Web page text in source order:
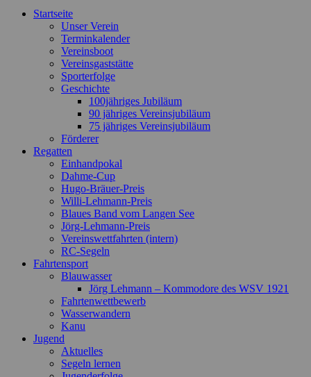
Startseite
Unser Verein
Terminkalender
Vereinsboot
Vereinsgaststätte
Sporterfolge
Geschichte
100jähriges Jubiläum
90 jähriges Vereinsjubiläum
75 jähriges Vereinsjubiläum
Förderer
Regatten
Einhandpokal
Dahme-Cup
Hugo-Bräuer-Preis
Willi-Lehmann-Preis
Blaues Band vom Langen See
Jörg-Lehmann-Preis
Vereinswettfahrten (intern)
RC-Segeln
Fahrtensport
Blauwasser
Jörg Lehmann – Kommodore des WSV 1921
Fahrtenwettbewerb
Wasserwandern
Kanu
Jugend
Aktuelles
Segeln lernen